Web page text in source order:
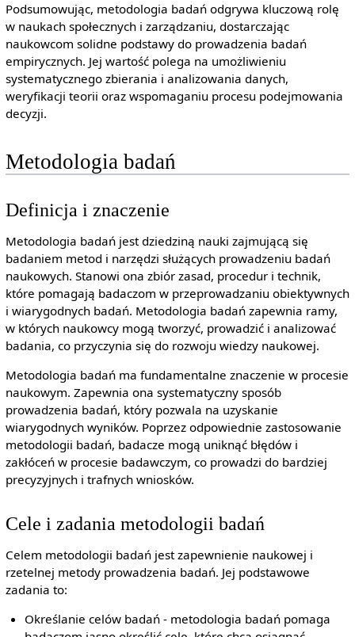
Podsumowując, metodologia badań odgrywa kluczową rolę
w naukach społecznych i zarządzaniu, dostarczając
naukowcom solidne podstawy do prowadzenia badań
empirycznych. Jej wartość polega na umożliwieniu
systematycznego zbierania i analizowania danych,
weryfikacji teorii oraz wspomaganiu procesu podejmowania
decyzji.
Metodologia badań
Definicja i znaczenie
Metodologia badań jest dziedziną nauki zajmującą się
badaniem metod i narzędzi służących prowadzeniu badań
naukowych. Stanowi ona zbiór zasad, procedur i technik,
które pomagają badaczom w przeprowadzaniu obiektywnych
i wiarygodnych badań. Metodologia badań zapewnia ramy,
w których naukowcy mogą tworzyć, prowadzić i analizować
badania, co przyczynia się do rozwoju wiedzy naukowej.
Metodologia badań ma fundamentalne znaczenie w procesie
naukowym. Zapewnia ona systematyczny sposób
prowadzenia badań, który pozwala na uzyskanie
wiarygodnych wyników. Poprzez odpowiednie zastosowanie
metodologii badań, badacze mogą uniknąć błędów i
zakłóceń w procesie badawczym, co prowadzi do bardziej
precyzyjnych i trafnych wniosków.
Cele i zadania metodologii badań
Celem metodologii badań jest zapewnienie naukowej i
rzetelnej metody prowadzenia badań. Jej podstawowe
zadania to:
Określanie celów badań - metodologia badań pomaga